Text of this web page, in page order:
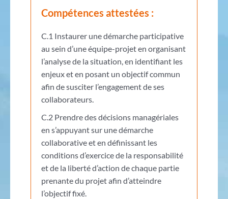
Compétences attestées :
C.1 Instaurer une démarche participative
au sein d’une équipe-projet en organisant
l’analyse de la situation, en identifiant les
enjeux et en posant un objectif commun
afin de susciter l’engagement de ses
collaborateurs.
C.2 Prendre des décisions managériales
en s’appuyant sur une démarche
collaborative et en définissant les
conditions d’exercice de la responsabilité
et de la liberté d’action de chaque partie
prenante du projet afin d’atteindre
l’objectif fixé.